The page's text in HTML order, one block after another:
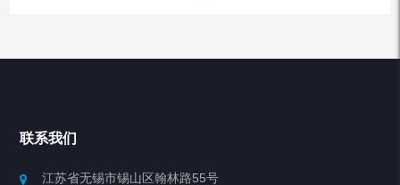
产品分类
联系我们
江苏省无锡市锡山区翰林路55号